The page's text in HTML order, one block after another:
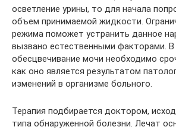
осветление урины, то для начала
объем принимаемой жидкости.
режима поможет устранить данное
вызвано естественными факторами. В
обесцвечивание мочи необходимо
как оно является результатом
изменений в организме больного.
Терапия подбирается доктором,
типа обнаруженной болезни. Лечат